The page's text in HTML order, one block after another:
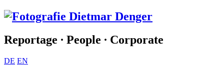
Reportage ∙ People ∙ Corporate
DE EN